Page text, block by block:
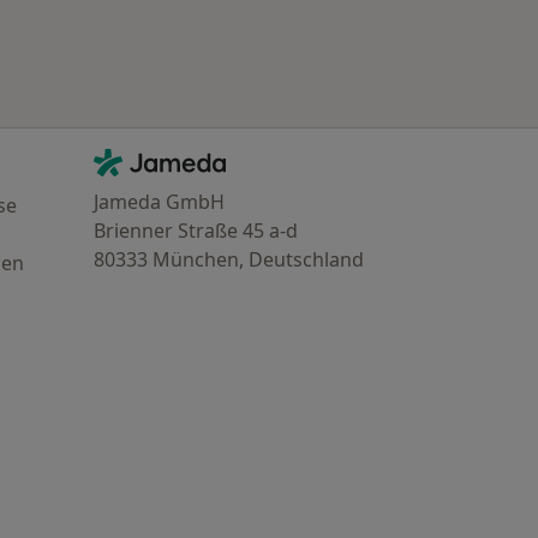
Kontakt
Jameda - Startseite
Jameda GmbH
Brienner Straße 45 a-d
80333 München, Deutschland